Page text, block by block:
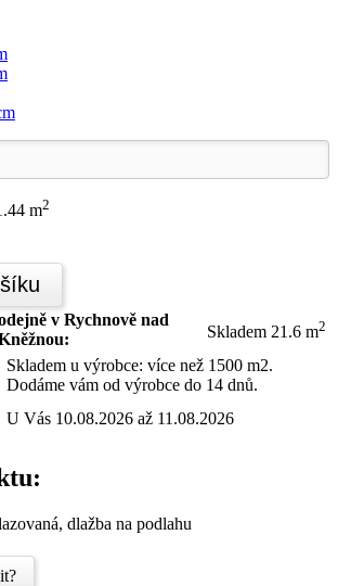
m2
v Rychnově nad
Skladem 21.6 m2
Skladem u výrobce: více než 1500 m2.
Dodáme vám od výrobce do 14 dnů.
U Vás 10.08.2026 až 11.08.2026
dlažba na podlahu